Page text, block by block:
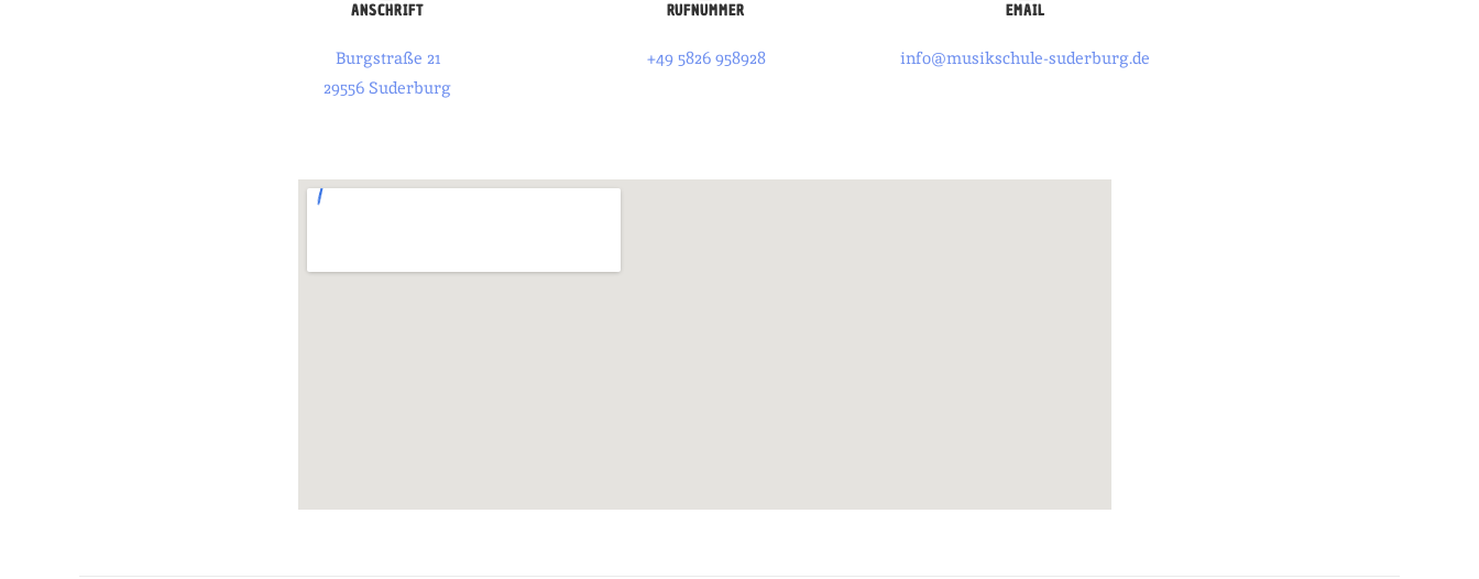
ANSCHRIFT
Burgstraße 21
29556 Suderburg
RUFNUMMER
+49 5826 958928
EMAIL
info@musikschule-suderburg.de